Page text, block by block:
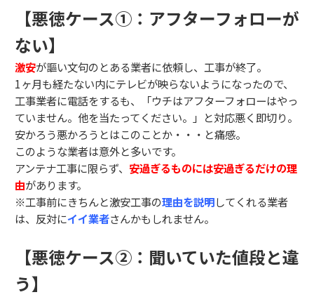
【悪徳ケース①：アフターフォローが
ない】
激安が謳い文句のとある業者に依頼し、工事が終了。
1ヶ月も経たない内にテレビが映らないようになったので、
工事業者に電話をするも、「ウチはアフターフォローはやっ
ていません。他を当たってください。」と対応悪く即切り。
安かろう悪かろうとはこのことか・・・と痛感。
このような業者は意外と多いです。
アンテナ工事に限らず、 安過ぎるものには安過ぎるだけの理
由があります。
※工事前にきちんと激安工事の理由を説明してくれる業者
は、反対にイイ業者さんかもしれません。
【悪徳ケース②：聞いていた値段と違
う】